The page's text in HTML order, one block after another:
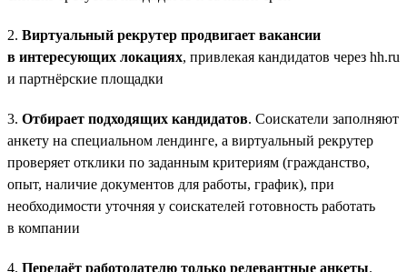
2. Виртуальный рекрутер продвигает вакансии
в интересующих локациях, привлекая кандидатов через hh.ru
и партнёрские площадки
3. Отбирает подходящих кандидатов. Соискатели заполняют
анкету на специальном лендинге, а виртуальный рекрутер
проверяет отклики по заданным критериям (гражданство,
опыт, наличие документов для работы, график), при
необходимости уточняя у соискателей готовность работать
в компании
4. Передаёт работодателю только релевантные анкеты.